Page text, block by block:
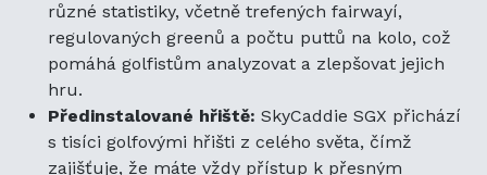
různé statistiky, včetně trefených fairwayí,
regulovaných greenů a počtu puttů na kolo, což
pomáhá golfistům analyzovat a zlepšovat jejich
hru.
Předinstalované hřiště: SkyCaddie SGX přichází
s tisíci golfovými hřišti z celého světa, čímž
zajišťuje, že máte vždy přístup k přesným